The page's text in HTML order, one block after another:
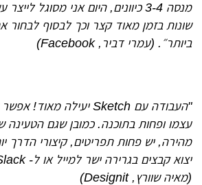
מנסה 3-4 כיוונים, היום אני מסוגל
שונות בזמן מאוד קצר וכך לבסוף לבחור
ביותר״. (עמרי דביר, Facebook)
"העבודה עם Sketch יעילה
מאוד! אפשר
עצמו ופחות בתוכנה. כמובן שגם הטעינה
מהירה, יש פחות תפריטים, קיצורי הדרך
(מאיה שוורץ, Designit)